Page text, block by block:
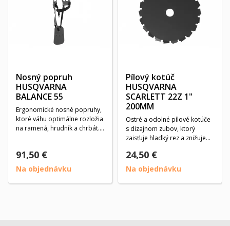
Nosný popruh
HUSQVARNA
BALANCE 55
Ergonomické nosné popruhy,
ktoré váhu optimálne rozložia
na ramená, hrudník a chrbát.
91,50 €
Na objednávku
Pílový kotúč
HUSQVARNA
SCARLETT 22Z 1"
200MM
Ostré a odolné pílové kotúče
s dizajnom zubov, ktorý
zaisťuje hladký rez a znižuje
24,50 €
Na objednávku